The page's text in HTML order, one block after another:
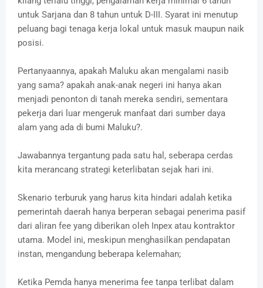
untuk Sarjana dan 8 tahun untuk D-III. Syarat ini menutup
peluang bagi tenaga kerja lokal untuk masuk maupun naik
posisi.
Pertanyaannya, apakah Maluku akan mengalami nasib
yang sama? apakah anak-anak negeri ini hanya akan
menjadi penonton di tanah mereka sendiri, sementara
pekerja dari luar mengeruk manfaat dari sumber daya
alam yang ada di bumi Maluku?.
Jawabannya tergantung pada satu hal, seberapa cerdas
kita merancang strategi keterlibatan sejak hari ini.
Skenario terburuk yang harus kita hindari adalah ketika
pemerintah daerah hanya berperan sebagai penerima pasif
dari aliran fee yang diberikan oleh Inpex atau kontraktor
utama. Model ini, meskipun menghasilkan pendapatan
instan, mengandung beberapa kelemahan;
Ketika Pemda hanya menerima fee tanpa terlibat dalam